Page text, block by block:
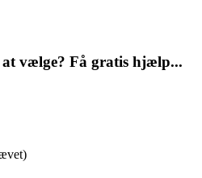
vælge? Få gratis hjælp...